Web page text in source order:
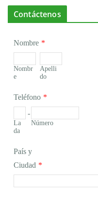
Contáctenos
Nombre *
Nombr
e
Apelli
do
Teléfono *
La
da
-
Número
País y
Ciudad *